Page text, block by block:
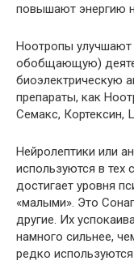
повышают энергию
Ноотропы
обобщающую)
биоэлектрическую
препараты, как
Семакс, Кортексин,
Нейролептики или
используются в тех
достигает уровня
«малыми». Это
другие. Их
намного сильнее,
редко используются